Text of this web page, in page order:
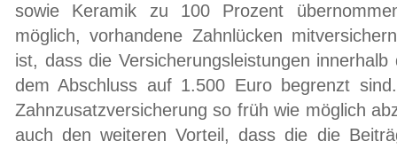
sowie Keramik zu 100 Prozent
möglich, vorhandene Zahnlücken
ist, dass die Versicherungsleistungen
dem Abschluss auf 1.500 Euro begrenzt
Zahnzusatzversicherung so früh wie möglich
auch den weiteren Vorteil, dass die die